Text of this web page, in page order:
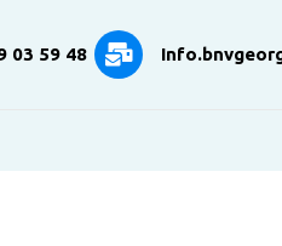
03 59 48